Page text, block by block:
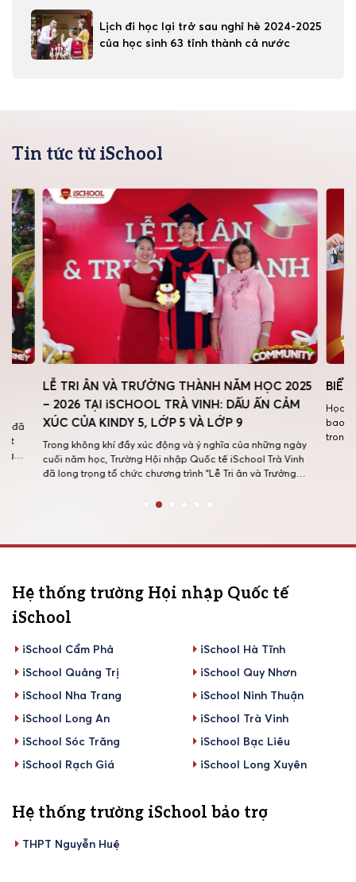
Lịch đi học lại trở sau nghỉ hè 2024-2025
của học sinh 63 tỉnh thành cả nước
Tin tức từ iSchool
LỄ TRI ÂN VÀ TRƯỞNG THÀNH NĂM HỌC 2025
– 2026 TẠI iSCHOOL TRÀ VINH: DẤU ẤN CẢM
XÚC CỦA KINDY 5, LỚP 5 VÀ LỚP 9
Trong không khí đầy xúc động và ý nghĩa của những ngày
cuối năm học, Trường Hội nhập Quốc tế iSchool Trà Vinh
đã long trọng tổ chức chương trình “Lễ Tri ân và Trưởng
BIỂU PHÍ
Học phí tại
bao nhiêu?
trong năm
thông tin
học phí cho
Hệ thống trường Hội nhập Quốc tế
iSchool
iSchool Cẩm Phả
iSchool Hà Tĩnh
iSchool Quảng Trị
iSchool Quy Nhơn
iSchool Nha Trang
iSchool Ninh Thuận
iSchool Long An
iSchool Trà Vinh
iSchool Sóc Trăng
iSchool Bạc Liêu
iSchool Rạch Giá
iSchool Long Xuyên
Hệ thống trường iSchool bảo trợ
THPT Nguyễn Huệ